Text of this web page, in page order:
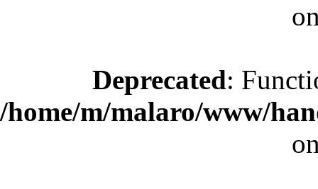
Deprecated:
/home/m/malaro/www/